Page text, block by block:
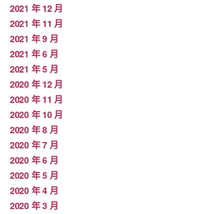
2021 年 12 月
2021 年 11 月
2021 年 9 月
2021 年 6 月
2021 年 5 月
2020 年 12 月
2020 年 11 月
2020 年 10 月
2020 年 8 月
2020 年 7 月
2020 年 6 月
2020 年 5 月
2020 年 4 月
2020 年 3 月